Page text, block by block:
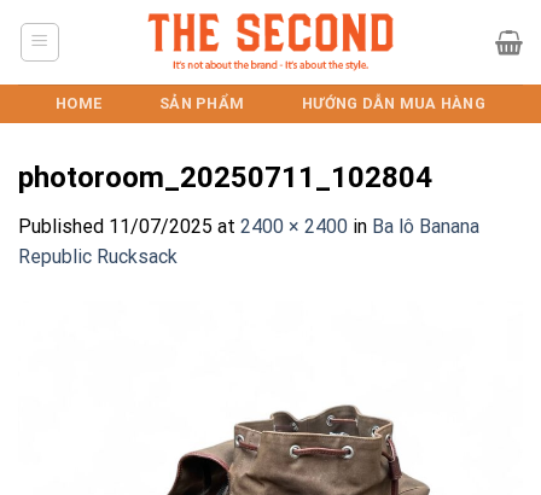
HOME SẢN PHẨM HƯỚNG DẪN MUA HÀNG
photoroom_20250711_102804
Published 11/07/2025 at 2400 × 2400 in Ba lô Banana
Republic Rucksack